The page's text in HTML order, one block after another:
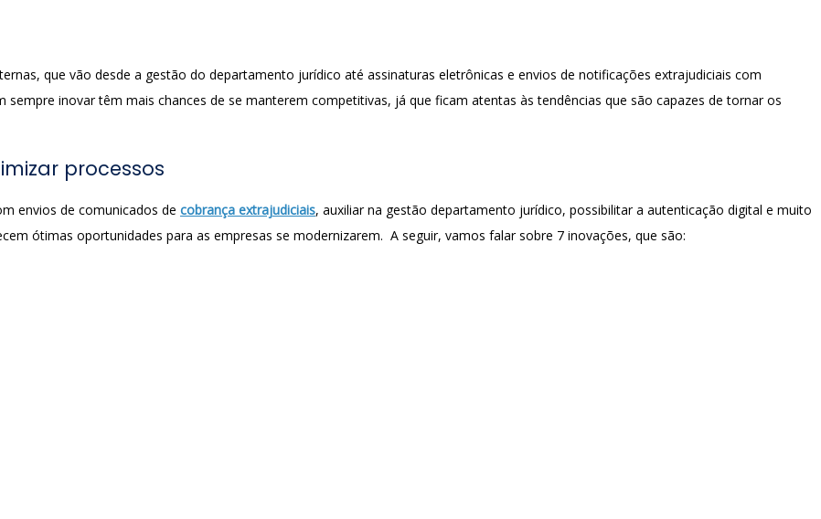
que vão desde a gestão do departamento jurídico até assinaturas eletrônicas e envios de notificações extrajudiciais com
inovar têm mais chances de se manterem competitivas, já que ficam atentas às tendências que são capazes de tornar os
processos
envios de comunicados de cobrança extrajudiciais, auxiliar na gestão departamento jurídico, possibilitar a autenticação digital e muito
ótimas oportunidades para as empresas se modernizarem. A seguir, vamos falar sobre 7 inovações, que são: